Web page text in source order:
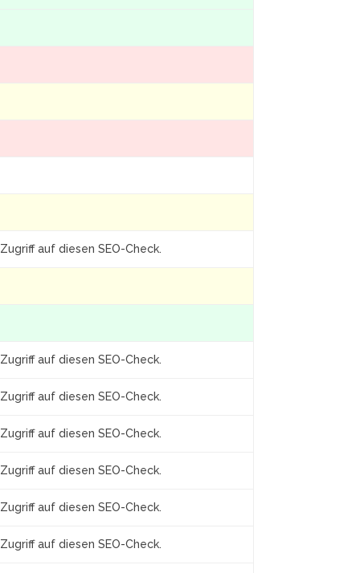
auf diesen SEO-Check.
auf diesen SEO-Check.
auf diesen SEO-Check.
auf diesen SEO-Check.
auf diesen SEO-Check.
auf diesen SEO-Check.
auf diesen SEO-Check.